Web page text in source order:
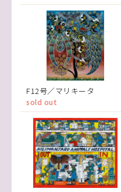
F12号／マリキータ
sold out